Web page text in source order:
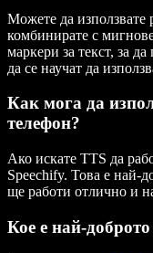
Можете да използвате
комбинирате с
маркери за текст, за
да се научат да
Как мога да
телефон?
Ако искате TTS да
Speechify. Това е най-
ще работи отлично и
Кое е най-